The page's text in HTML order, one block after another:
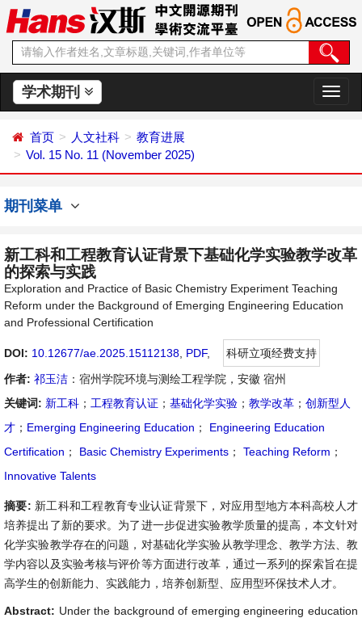
学术期刊
切
换
首页 人文社科
教育进展
Vol. 15 No. 11 (November 2025)
期刊菜单
新工科和工程教育认证背景下基础化学实验教学改革
的探索与实践
Exploration and Practice of Basic Chemistry Experiment Teaching
Reform under the Background of Emerging Engineering Education
and Professional Certification
DOI: 10.12677/ae.2025.15112138 PDF,
科研立项经费支持
作者: 祁玉洁 ：宿州学院环境与测绘工程学院，安徽 宿州
关键词: 新工科 ； 工程教育认证 ； 基础化学实验 ； 教学改革 ； 创新型人
才 ； Emerging Engineering Education ；
Engineering Education
Certification ； Basic Chemistry Experiments ； Teaching Reform ；
Innovative Talents
摘要: 新工科和工程教育专业认证背景下，对应用型地方本科高校人才
培养提出了新的要求。为了进一步促进实验教学质量的提高，本文针对
化学实验教学存在的问题，对基础化学实验从教学理念、教学方法、教
学内容以及实验考核与评价等方面进行改革，通过一系列的探索旨在提
高学生的创新能力、实践能力，培养创新型、应用型环保技术人才。
Abstract: Under the background of emerging engineering education